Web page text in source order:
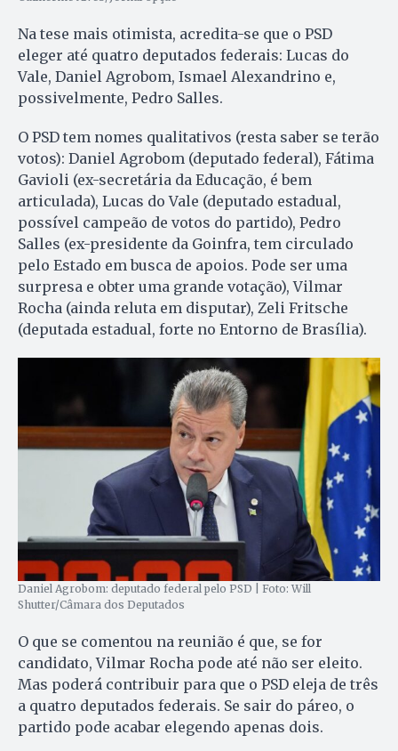
Na tese mais otimista, acredita-se que o PSD
eleger até quatro deputados federais: Lucas do
Vale, Daniel Agrobom, Ismael Alexandrino e,
possivelmente, Pedro Salles.
O PSD tem nomes qualitativos (resta saber se terão
votos): Daniel Agrobom (deputado federal), Fátima
Gavioli (ex-secretária da Educação, é bem
articulada), Lucas do Vale (deputado estadual,
possível campeão de votos do partido), Pedro
Salles (ex-presidente da Goinfra, tem circulado
pelo Estado em busca de apoios. Pode ser uma
surpresa e obter uma grande votação), Vilmar
Rocha (ainda reluta em disputar), Zeli Fritsche
(deputada estadual, forte no Entorno de Brasília).
Daniel Agrobom: deputado federal pelo PSD | Foto: Will
Shutter/Câmara dos Deputados
O que se comentou na reunião é que, se for
candidato, Vilmar Rocha pode até não ser eleito.
Mas poderá contribuir para que o PSD eleja de três
a quatro deputados federais. Se sair do páreo, o
partido pode acabar elegendo apenas dois.